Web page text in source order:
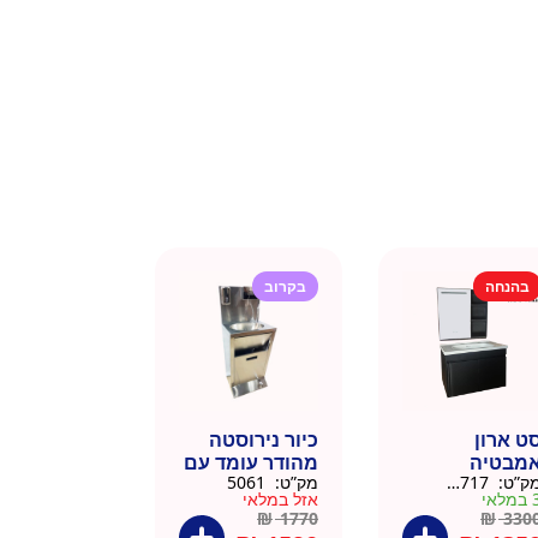
בהנחה
ארון
שחור
סמ
₪
בקרוב
כיור נירוסטה
מהודר עומד עם
פח אשפה
ברצלונה
מק”ט:
אזל במלאי
₪1770